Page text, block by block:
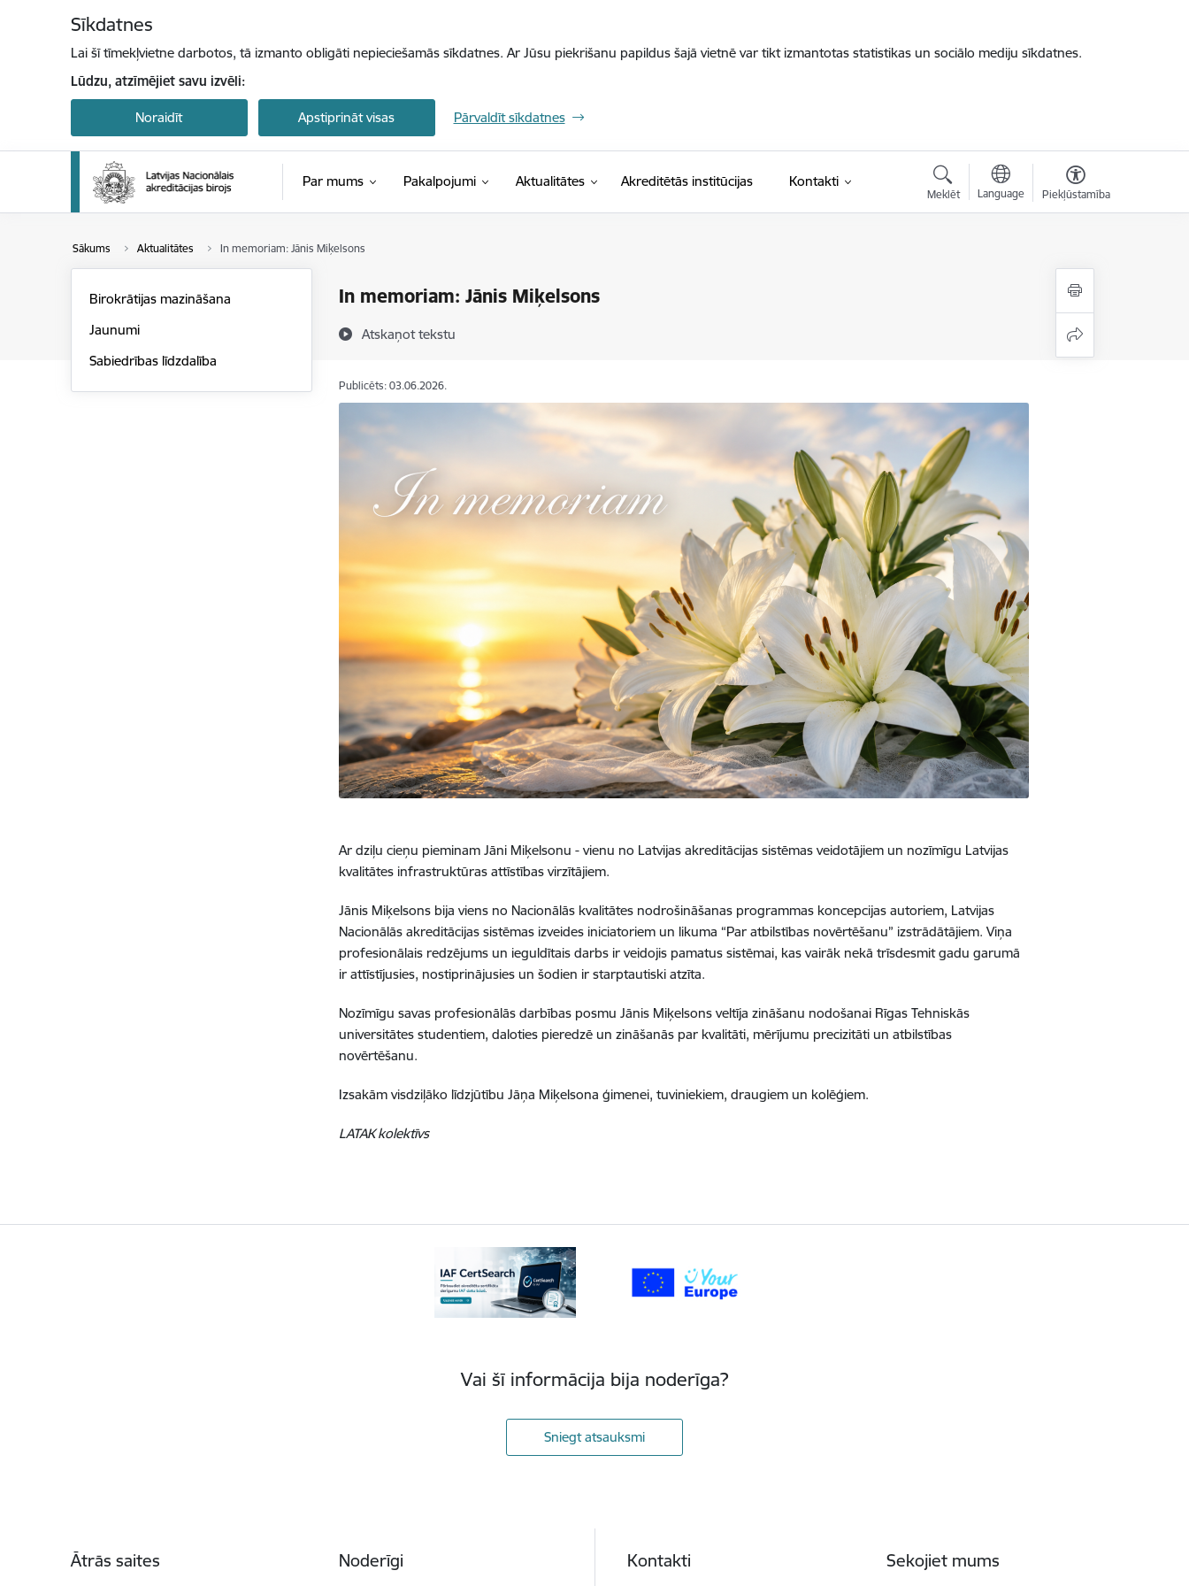
Sīkdatnes
Lai šī tīmekļvietne darbotos, tā izmanto obligāti nepieciešamās sīkdatnes. Ar Jūsu piekrišanu papildus šajā vietnē var tikt izmantotas statistikas un sociālo mediju sīkdatnes.
Lūdzu, atzīmējiet savu izvēli:
Noraidīt Apstiprināt visas Pārvaldīt sīkdatnes
Par mums Pakalpojumi Aktualitātes Akreditētās institūcijas Kontakti
Meklēt Language Piekļūstamība
Sākums Aktualitātes In memoriam: Jānis Miķelsons
In memoriam: Jānis Miķelsons
Atskaņot tekstu
Birokrātijas mazināšana
Jaunumi
Sabiedrības līdzdalība
Publicēts: 03.06.2026.
Ar dziļu cieņu pieminam Jāni Miķelsonu - vienu no Latvijas akreditācijas sistēmas veidotājiem un nozīmīgu Latvijas
kvalitātes infrastruktūras attīstības virzītājiem.
Jānis Miķelsons bija viens no Nacionālās kvalitātes nodrošināšanas programmas koncepcijas autoriem, Latvijas
Nacionālās akreditācijas sistēmas izveides iniciatoriem un likuma “Par atbilstības novērtēšanu” izstrādātājiem. Viņa
profesionālais redzējums un ieguldītais darbs ir veidojis pamatus sistēmai, kas vairāk nekā trīsdesmit gadu garumā
ir attīstījusies, nostiprinājusies un šodien ir starptautiski atzīta.
Nozīmīgu savas profesionālās darbības posmu Jānis Miķelsons veltīja zināšanu nodošanai Rīgas Tehniskās
universitātes studentiem, daloties pieredzē un zināšanās par kvalitāti, mērījumu precizitāti un atbilstības
novērtēšanu.
Izsakām visdziļāko līdzjūtību Jāņa Miķelsona ģimenei, tuviniekiem, draugiem un kolēģiem.
LATAK kolektīvs
Vai šī informācija bija noderīga?
Sniegt atsauksmi
Ātrās saites Noderīgi Kontakti Sekojiet mums